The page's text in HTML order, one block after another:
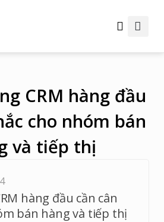
hàng đầu cần cân
bán hàng và tiếp thị